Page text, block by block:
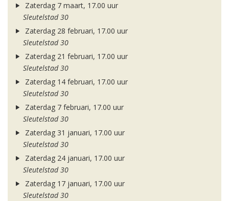
Zaterdag 7 maart, 17.00 uur
Sleutelstad 30
Zaterdag 28 februari, 17.00 uur
Sleutelstad 30
Zaterdag 21 februari, 17.00 uur
Sleutelstad 30
Zaterdag 14 februari, 17.00 uur
Sleutelstad 30
Zaterdag 7 februari, 17.00 uur
Sleutelstad 30
Zaterdag 31 januari, 17.00 uur
Sleutelstad 30
Zaterdag 24 januari, 17.00 uur
Sleutelstad 30
Zaterdag 17 januari, 17.00 uur
Sleutelstad 30